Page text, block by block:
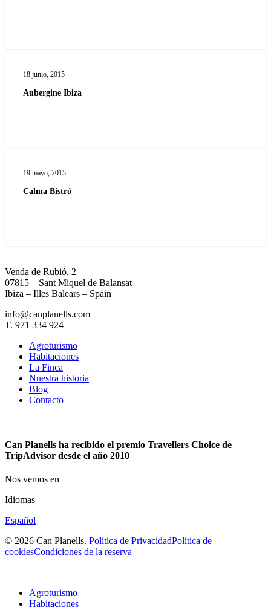
18 junio, 2015
Aubergine Ibiza
19 mayo, 2015
Calma Bistró
Venda de Rubió, 2
07815 – Sant Miquel de Balansat
Ibiza – Illes Balears – Spain
info@canplanells.com
T. 971 334 924
Agroturismo
Habitaciones
La Finca
Nuestra historia
Blog
Contacto
Can Planells ha recibido el premio Travellers Choice de
TripAdvisor desde el año 2010
Nos vemos en
Idiomas
Español
© 2026 Can Planells. Política de PrivacidadPolítica de
cookiesCondiciones de la reserva
Agroturismo
Habitaciones